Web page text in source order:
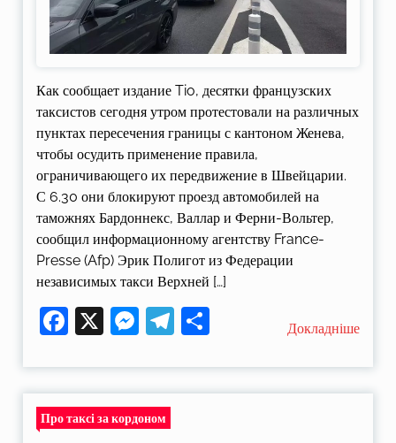
Как сообщает издание Tio, десятки французских
таксистов сегодня утром протестовали на различных
пунктах пересечения границы с кантоном Женева,
чтобы осудить применение правила,
ограничивающего их передвижение в Швейцарии.
С 6.30 они блокируют проезд автомобилей на
таможнях Бардоннекс, Валлар и Ферни-Вольтер,
сообщил информационному агентству France-
Presse (Afp) Эрик Полигот из Федерации
независимых такси Верхней […]
Facebook
X Messenger
Telegram
Поділитися
Докладніше
Про таксі за кордоном